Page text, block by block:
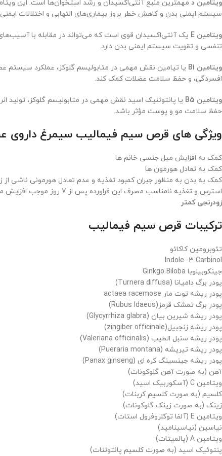
ویتامین د مهمترین منبع آنتی‌اکسیدان و رشد استخوان‌ها است. این
سیستم ایمنی بدن و کاهش خطر بروز بیماری‌های التهابی و اختلالات
ویتامین E
تنفسی و تقویت سیستم ایمنی بدن دارد.
ویتامین B1
یا تیامین نقش مهمی در متابولیسم گلوکز، عملکرد سیستم
افسردگی، و حفظ سلامت عضلات کمک کند.
ویتامین B5
یا پانتوتنیک اسید نقش مهمی در متابولیسم گلوکز،
حفظ سلامت مو و پوست مؤثر باشد.
ویژگی های قرص سیم فیمالیب سیمرغ داروی
کمک به افزایش میل جنسی خانم ها
کمک به تعادل هورمون ها
کمک به بدن به منظور جبران کمبود تغذیه و عدم تعادل هورمونی ناشی از
استرس و تغذیه نامناسب مصرف این فراورده پس از 7 روز موجب افزایش میل جنسی خانم ها شده و همچنین نتایج پس از 30 روز عبارتند از:
زودرنجی کمتر
ترکیبات قرص سیم فیمالیب
تئوبرومین کاکائو
Indole -3 Carbinol
جینکوبیلوبا Ginkgo Biloba
پودر برگ دامیانا (Turnera diffusa)
پودر ریشه توت مار actaea racemose
پودر برگ تمشک قرمز(Rubus Idaeus)
پودر ریشه شیرین بیان (Glycyrrhiza glabra)
پودر ریشه زنجبیل(zingiber officinale)
پودر ریشه سنبل الطیب (Valeriana officinalis)
پودر ریشه تیریشه (Pueraria montana)
پودر ریشه جینسینگ کره ای (Panax ginseng)
آهن (به صورت آهن گلوکونات)
ویتامین C (آسکوربیک اسید)
کلسیم (به صورت کلسیم کربنات)
زینک (به صورت زینک گلوکونات)
ویتامین E (آلفا توکلروفرول استات)
نیاسین (نیاسینامید)
ویتامین A (پالمیتات)
پنتوئیک اسید (به صورت كلسيم پانتوتنات)